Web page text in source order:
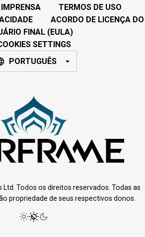
IMPRENSA
TERMOS DE USO
ACORDO DE LICENÇA DO
FINAL (EULA)
SETTINGS
PORTUGUÊS
Todos os direitos reservados. Todas as
propriedade de seus respectivos donos.